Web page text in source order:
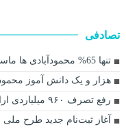
تصادفی
تنها 65% محمودآبادی ها ماسک می زنند
هزار و یک دانش آموز
رفع تصرف ۹۶۰ میلیاردی اراضی کشاورزی شهرستان محمودآباد
آغاز ثبت‌نام جدید طرح